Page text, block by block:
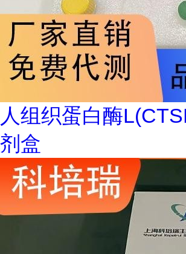
人组织蛋白酶
剂盒